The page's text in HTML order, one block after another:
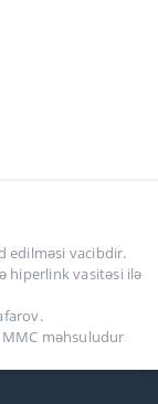
edilməsi vacibdir.
hiperlink vasitəsi ilə
MMC məhsuludur